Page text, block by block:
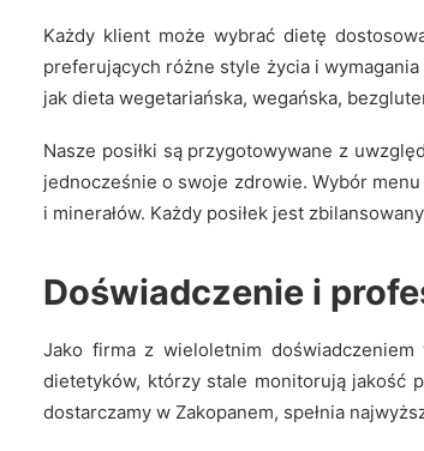
Każdy klient może wybrać dietę
preferujących różne style życia i
jak dieta wegetariańska, wegańska,
Nasze posiłki są przygotowywane z
jednocześnie o swoje zdrowie. Wybór
i minerałów. Każdy posiłek jest
Doświadczenie i
Jako firma z wieloletnim doświadczeniem
dietetyków, którzy stale monitorują jakość
dostarczamy w Zakopanem, spełnia